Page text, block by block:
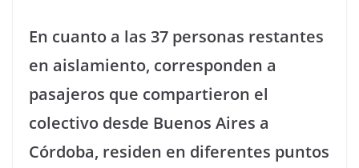
En cuanto a las 37 personas restantes
en aislamiento, corresponden a
pasajeros que compartieron el
colectivo desde Buenos Aires a
Córdoba, residen en diferentes puntos